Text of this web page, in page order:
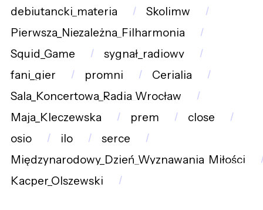
debiutancki_materia
Skolimw
Pierwsza_Niezależna_Filharmonia
Squid_Game
sygnał_radiowy
fani_gier
promni
Cerialia
Sala_Koncertowa_Radia_Wrocław
Maja_Kleczewska
prem
close
osio
ilo
serce
Międzynarodowy_Dzień_Wyznawania_Miłości
Kacper_Olszewski